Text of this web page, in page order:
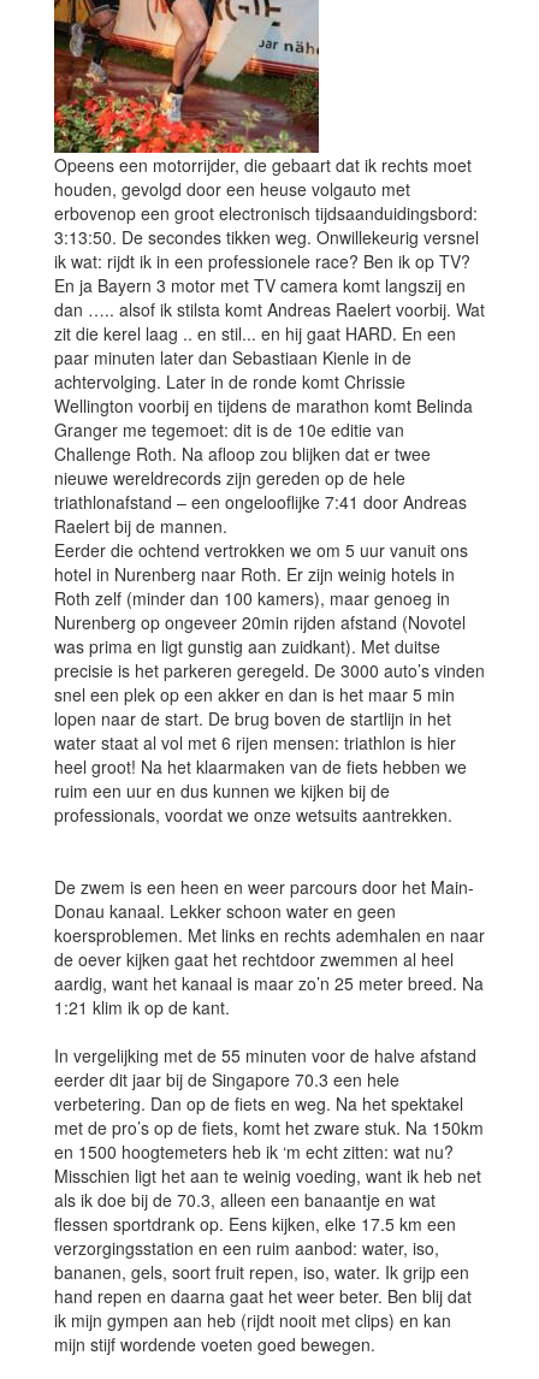
Opeens een motorrijder, die gebaart dat ik rechts moet
houden, gevolgd door een heuse volgauto met
erbovenop een groot electronisch tijdsaanduidingsbord:
3:13:50. De secondes tikken weg. Onwillekeurig versnel
ik wat: rijdt ik in een professionele race? Ben ik op TV?
En ja Bayern 3 motor met TV camera komt langszij en
dan ….. alsof ik stilsta komt Andreas Raelert voorbij. Wat
zit die kerel laag .. en stil... en hij gaat HARD. En een
paar minuten later dan Sebastiaan Kienle in de
achtervolging. Later in de ronde komt Chrissie
Wellington voorbij en tijdens de marathon komt Belinda
Granger me tegemoet: dit is de 10e editie van
Challenge Roth. Na afloop zou blijken dat er twee
nieuwe wereldrecords zijn gereden op de hele
triathlonafstand – een ongelooflijke 7:41 door Andreas
Raelert bij de mannen.
Eerder die ochtend vertrokken we om 5 uur vanuit ons
hotel in Nurenberg naar Roth. Er zijn weinig hotels in
Roth zelf (minder dan 100 kamers), maar genoeg in
Nurenberg op ongeveer 20min rijden afstand (Novotel
was prima en ligt gunstig aan zuidkant). Met duitse
precisie is het parkeren geregeld. De 3000 auto’s vinden
snel een plek op een akker en dan is het maar 5 min
lopen naar de start. De brug boven de startlijn in het
water staat al vol met 6 rijen mensen: triathlon is hier
heel groot! Na het klaarmaken van de fiets hebben we
ruim een uur en dus kunnen we kijken bij de
professionals, voordat we onze wetsuits aantrekken.
De zwem is een heen en weer parcours door het Main-
Donau kanaal. Lekker schoon water en geen
koersproblemen. Met links en rechts ademhalen en naar
de oever kijken gaat het rechtdoor zwemmen al heel
aardig, want het kanaal is maar zo’n 25 meter breed. Na
1:21 klim ik op de kant.
In vergelijking met de 55 minuten voor de halve afstand
eerder dit jaar bij de Singapore 70.3 een hele
verbetering. Dan op de fiets en weg. Na het spektakel
met de pro’s op de fiets, komt het zware stuk. Na 150km
en 1500 hoogtemeters heb ik ‘m echt zitten: wat nu?
Misschien ligt het aan te weinig voeding, want ik heb net
als ik doe bij de 70.3, alleen een banaantje en wat
flessen sportdrank op. Eens kijken, elke 17.5 km een
verzorgingsstation en een ruim aanbod: water, iso,
bananen, gels, soort fruit repen, iso, water. Ik grijp een
hand repen en daarna gaat het weer beter. Ben blij dat
ik mijn gympen aan heb (rijdt nooit met clips) en kan
mijn stijf wordende voeten goed bewegen.